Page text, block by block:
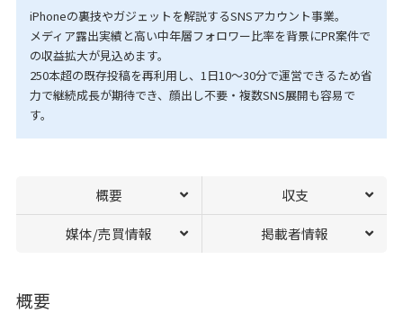
iPhoneの裏技やガジェットを解説するSNSアカウント事業。
メディア露出実績と高い中年層フォロワー比率を背景にPR案件で
の収益拡大が見込めます。
250本超の既存投稿を再利用し、1日10〜30分で運営できるため省
力で継続成長が期待でき、顔出し不要・複数SNS展開も容易で
す。
概要 収支
媒体/売買情報 掲載者情報
概要